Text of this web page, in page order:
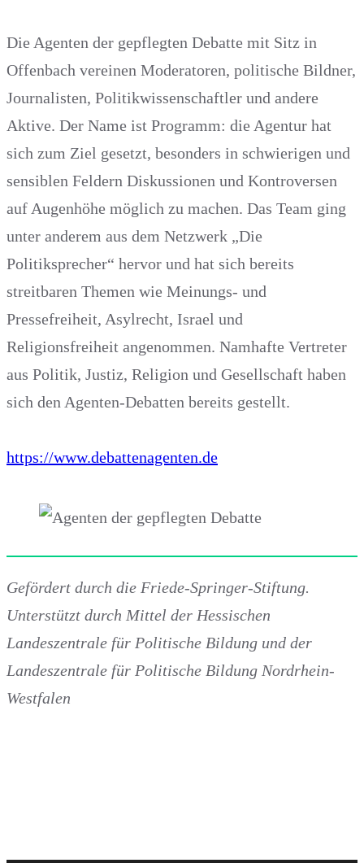
Die Agenten der gepflegten Debatte mit Sitz in
Offenbach vereinen Moderatoren, politische Bildner,
Journalisten, Politikwissenschaftler und andere
Aktive. Der Name ist Programm: die Agentur hat
sich zum Ziel gesetzt, besonders in schwierigen und
sensiblen Feldern Diskussionen und Kontroversen
auf Augenhöhe möglich zu machen. Das Team ging
unter anderem aus dem Netzwerk „Die
Politiksprecher“ hervor und hat sich bereits
streitbaren Themen wie Meinungs- und
Pressefreiheit, Asylrecht, Israel und
Religionsfreiheit angenommen. Namhafte Vertreter
aus Politik, Justiz, Religion und Gesellschaft haben
sich den Agenten-Debatten bereits gestellt.
https://www.debattenagenten.de
Gefördert durch die Friede-Springer-Stiftung.
Unterstützt durch Mittel der Hessischen
Landeszentrale für Politische Bildung und der
Landeszentrale für Politische Bildung Nordrhein-
Westfalen